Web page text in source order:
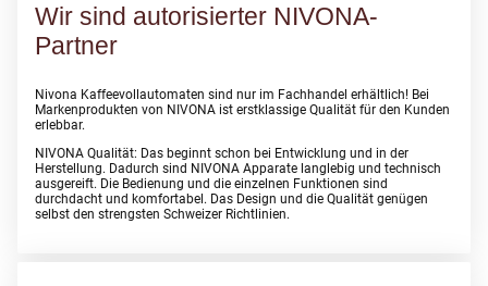
Wir sind autorisierter NIVONA-
Partner
Nivona Kaffeevollautomaten sind nur im Fachhandel erhältlich! Bei
Markenprodukten von NIVONA ist erstklassige Qualität für den Kunden
erlebbar.
NIVONA Qualität: Das beginnt schon bei Entwicklung und in der
Herstellung. Dadurch sind NIVONA Apparate langlebig und technisch
ausgereift. Die Bedienung und die einzelnen Funktionen sind
durchdacht und komfortabel. Das Design und die Qualität genügen
selbst den strengsten Schweizer Richtlinien.